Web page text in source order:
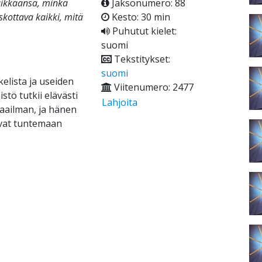
minkä
kaikki, mitä
ja useiden
tutkii elävästi
ja hänen
tuntemaan
Jaksonumero: 88
Kesto: 30 min
Puhutut kielet:
suomi
Tekstitykset:
suomi
Viitenumero: 2477
Lahjoita